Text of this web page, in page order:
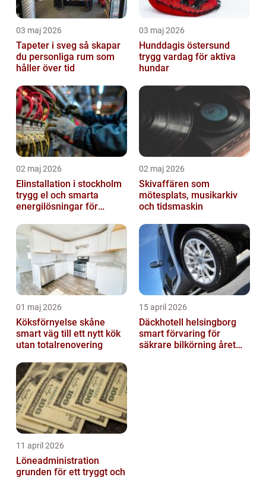
03 maj 2026
Tapeter i sveg så skapar
du personliga rum som
håller över tid
03 maj 2026
Hunddagis östersund
trygg vardag för aktiva
hundar
02 maj 2026
Elinstallation i stockholm
trygg el och smarta
energilösningar för
02 maj 2026
Skivaffären som
mötesplats, musikarkiv
och tidsmaskin
01 maj 2026
Köksförnyelse skåne
smart väg till ett nytt kök
utan totalrenovering
15 april 2026
Däckhotell helsingborg
smart förvaring för
säkrare bilkörning året
11 april 2026
Löneadministration
grunden för ett tryggt och